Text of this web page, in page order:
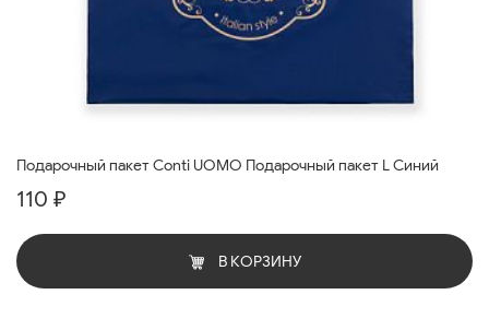
Подарочный пакет Conti UOMO Подарочный пакет L Синий
110 ₽
В КОРЗИНУ